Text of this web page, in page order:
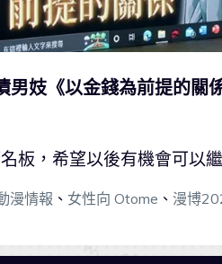
妓《以金錢為前提的關
板，希望以後有機會可以
漫情報 、 女性向 Otome 、 漫博